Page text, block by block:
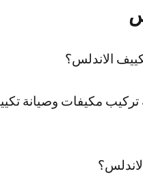
الاندلس؟
مكيفات وصيانة